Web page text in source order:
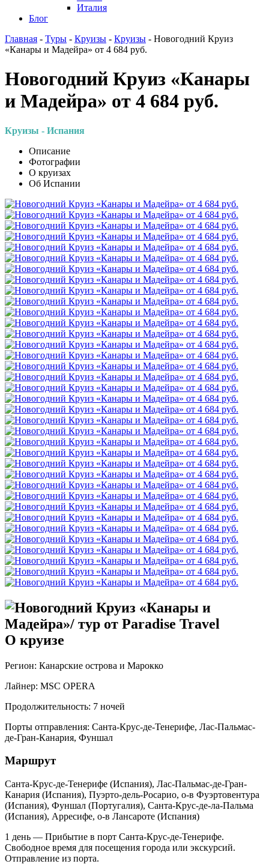
Италия
Блог
Главная - Туры - Круизы - Круизы - Новогодний Круиз
«Канары и Мадейра» от 4 684 руб.
Новогодний Круиз «Канары
и Мадейра» от 4 684 руб.
Круизы - Испания
Описание
Фотографии
О круизах
Об Испании
О круизе
Регион: Канарские острова и Марокко
Лайнер: MSC OPERA
Продолжительность: 7 ночей
Порты отправления: Санта-Крус-де-Тенерифе, Лас-Пальмас-
де-Гран-Канария, Фуншал
Маршрут
Санта-Крус-де-Тенерифе (Испания), Лас-Пальмас-де-Гран-
Канария (Испания), Пуэрто-дель-Росарио, о-в Фуэртовентура
(Испания), Фуншал (Португалия), Санта-Крус-де-ла-Пальма
(Испания), Арресифе, о-в Лансароте (Испания)
1 день — Прибытие в порт Санта-Крус-де-Тенерифе.
Свободное время для посещения города или экскурсий.
Отправление из порта.